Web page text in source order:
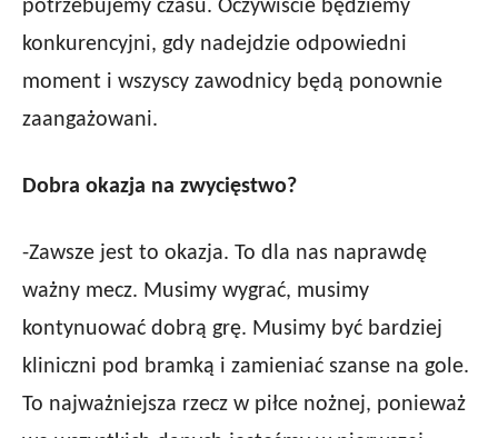
potrzebujemy czasu. Oczywiście będziemy
konkurencyjni, gdy nadejdzie odpowiedni
moment i wszyscy zawodnicy będą ponownie
zaangażowani.
Dobra okazja na zwycięstwo?
-Zawsze jest to okazja. To dla nas naprawdę
ważny mecz. Musimy wygrać, musimy
kontynuować dobrą grę. Musimy być bardziej
kliniczni pod bramką i zamieniać szanse na gole.
To najważniejsza rzecz w piłce nożnej, ponieważ